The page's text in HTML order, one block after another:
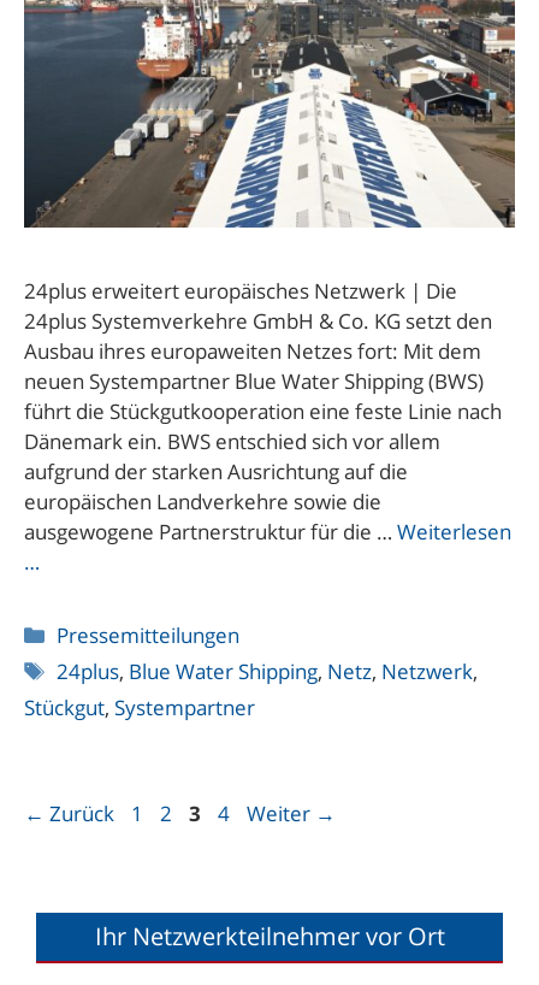
24plus erweitert europäisches Netzwerk | Die
24plus Systemverkehre GmbH & Co. KG setzt den
Ausbau ihres europaweiten Netzes fort: Mit dem
neuen Systempartner Blue Water Shipping (BWS)
führt die Stückgutkooperation eine feste Linie nach
Dänemark ein. BWS entschied sich vor allem
aufgrund der starken Ausrichtung auf die
europäischen Landverkehre sowie die
ausgewogene Partnerstruktur für die … Weiterlesen
…
Kategorien
Pressemitteilungen
Schlagwörter
24plus, Blue Water Shipping, Netz, Netzwerk,
Stückgut, Systempartner
← Zurück Seite
1 Seite
2 Seite
3 Seite
4 Weiter →
Ihr Netzwerkteilnehmer vor Ort